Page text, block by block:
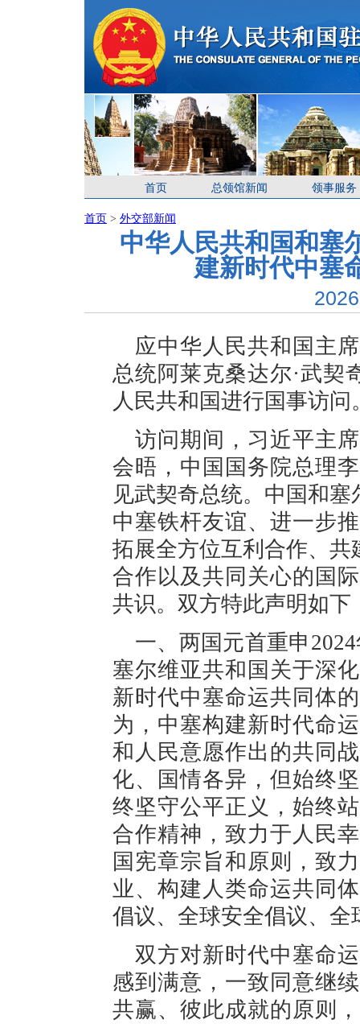
首页 总领馆新闻 领事服务
首页 > 外交部新闻
中华人民共和国和塞
建新时代中塞
应中华人民共和国主
总统阿莱克桑达尔·武契
人民共和国进行国事访问
访问期间，习近平主
会晤，中国国务院总理
见武契奇总统。中国和
中塞铁杆友谊、进一步
拓展全方位互利合作、共
合作以及共同关心的国
共识。双方特此声明如下
一、两国元首重申
塞尔维亚共和国关于深
新时代中塞命运共同体
为，中塞构建新时代命
和人民意愿作出的共同
化、国情各异，但始终
终坚守公平正义，始终
合作精神，致力于人民
国宪章宗旨和原则，致
业、构建人类命运共同
倡议、全球安全倡议、
双方对新时代中塞命
感到满意，一致同意继
共赢、彼此成就的原则